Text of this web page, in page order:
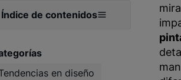
Índice de contenidos
en diseño